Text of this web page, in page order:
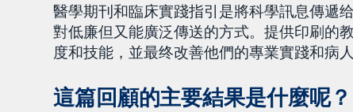
醫學期刊和臨床實踐指引是將科學訊息傳遞
對低廉但又能廣泛傳送的方式。提供印刷的
度和技能，並最终改善他們的專業實踐和病人
這篇回顧的主要結果是什麼呢？